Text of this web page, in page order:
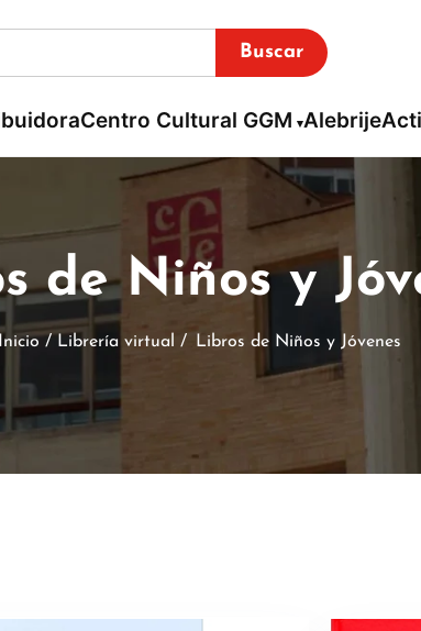
Buscar
Centro Cultural GGM Alebrije
de Niños y
Inicio / Librería virtual / Libros de Niños y Jóvenes